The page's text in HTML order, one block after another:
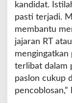
kandidat.
pasti terjadi.
membantu
jajaran RT
mengingatkan
terlibat dalam
paslon cukup
pencoblosan,”